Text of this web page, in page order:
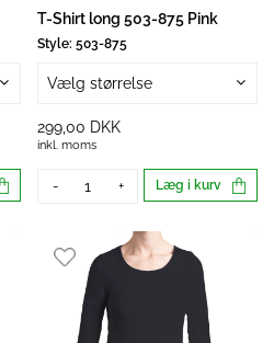
T-Shirt long 503-875 Pink
Style: 503-875
Vælg størrelse
299,00 DKK
inkl. moms
- + Læg i kurv